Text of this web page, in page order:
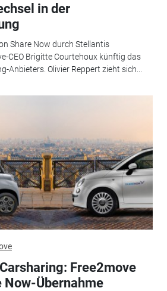
in der
Share Now durch Stellantis
CEO Brigitte Courtehoux künftig das
Anbieters. Olivier Reppert zieht sich...
Free2move
Übernahme